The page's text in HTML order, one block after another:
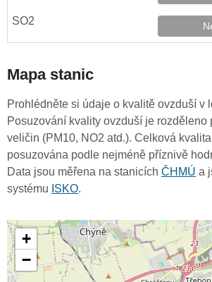
Mapa stanic
Prohlédněte si údaje o kvalitě ovzduší v
Posuzování kvality ovzduší je rozděleno
veličin (PM10, NO2 atd.). Celková
posuzována podle nejméně příznivě
Data jsou měřena na stanicích ČHMÚ a
systému ISKO.
+
−